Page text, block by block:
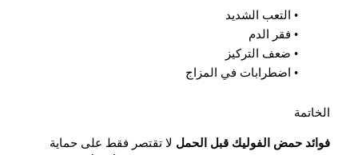
• التعب الشديد
• فقر الدم
• ضعف التركيز
• اضطرابات في المزاج
الخاتمة
فوائد حمض الفوليك قبل الحمل لا تقتصر فقط على حماية